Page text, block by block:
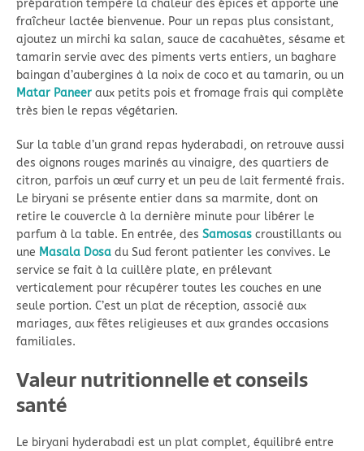
préparation tempère la chaleur des épices et apporte une
fraîcheur lactée bienvenue. Pour un repas plus consistant,
ajoutez un mirchi ka salan, sauce de cacahuètes, sésame et
tamarin servie avec des piments verts entiers, un baghare
baingan d’aubergines à la noix de coco et au tamarin, ou un
Matar Paneer aux petits pois et fromage frais qui complète
très bien le repas végétarien.
Sur la table d’un grand repas hyderabadi, on retrouve aussi
des oignons rouges marinés au vinaigre, des quartiers de
citron, parfois un œuf curry et un peu de lait fermenté frais.
Le biryani se présente entier dans sa marmite, dont on
retire le couvercle à la dernière minute pour libérer le
parfum à la table. En entrée, des Samosas croustillants ou
une Masala Dosa du Sud feront patienter les convives. Le
service se fait à la cuillère plate, en prélevant
verticalement pour récupérer toutes les couches en une
seule portion. C’est un plat de réception, associé aux
mariages, aux fêtes religieuses et aux grandes occasions
familiales.
Valeur nutritionnelle et conseils
santé
Le biryani hyderabadi est un plat complet, équilibré entre